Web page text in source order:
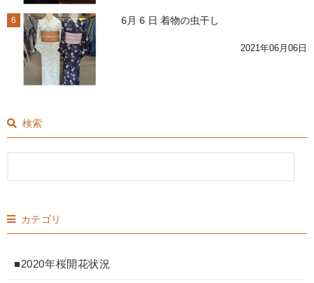
6 6月 6 日 着物の虫干し
2021年06月06日
検索
カテゴリ
■2020年桜開花状況